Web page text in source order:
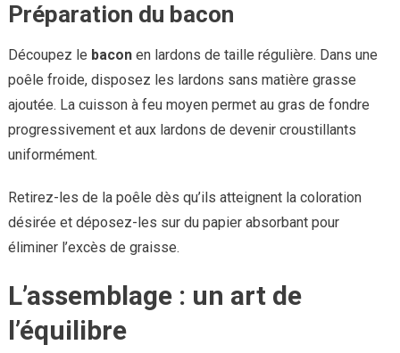
Préparation du bacon
Découpez le baconen lardons de taille régulière. Dans une
poêle froide, disposez les lardons sans matière grasse
ajoutée. La cuisson à feu moyen permet au gras de fondre
progressivement et aux lardons de devenir croustillants
uniformément.
Retirez-les de la poêle dès qu’ils atteignent la coloration
désirée et déposez-les sur du papier absorbant pour
éliminer l’excès de graisse.
L’assemblage : un art de
l’équilibre